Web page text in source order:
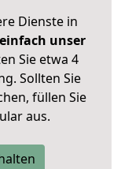
Dienste in
unser
Sie etwa 4
Sollten Sie
füllen Sie
aus.